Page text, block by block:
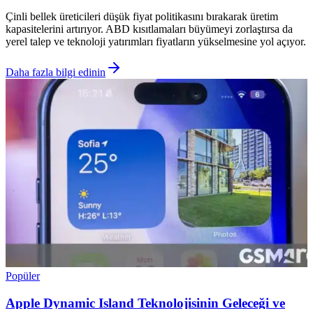
Çinli bellek üreticileri düşük fiyat politikasını bırakarak üretim
kapasitelerini artırıyor. ABD kısıtlamaları büyümeyi zorlaştırsa da
yerel talep ve teknoloji yatırımları fiyatların yükselmesine yol açıyor.
Daha fazla bilgi edinin
Popüler
Apple Dynamic Island Teknolojisinin Geleceği ve